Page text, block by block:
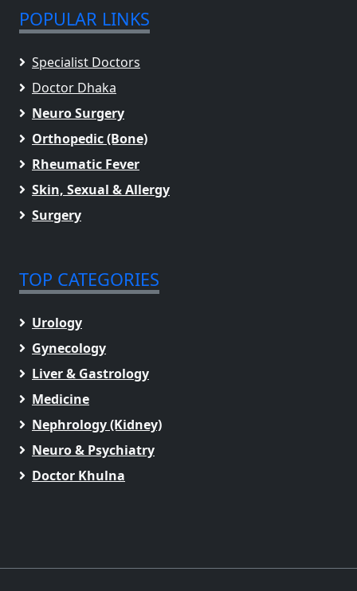
POPULAR LINKS
Specialist Doctors
Doctor Dhaka
Neuro Surgery
Orthopedic (Bone)
Rheumatic Fever
Skin, Sexual & Allergy
Surgery
TOP CATEGORIES
Urology
Gynecology
Liver & Gastrology
Medicine
Nephrology (Kidney)
Neuro & Psychiatry
Doctor Khulna